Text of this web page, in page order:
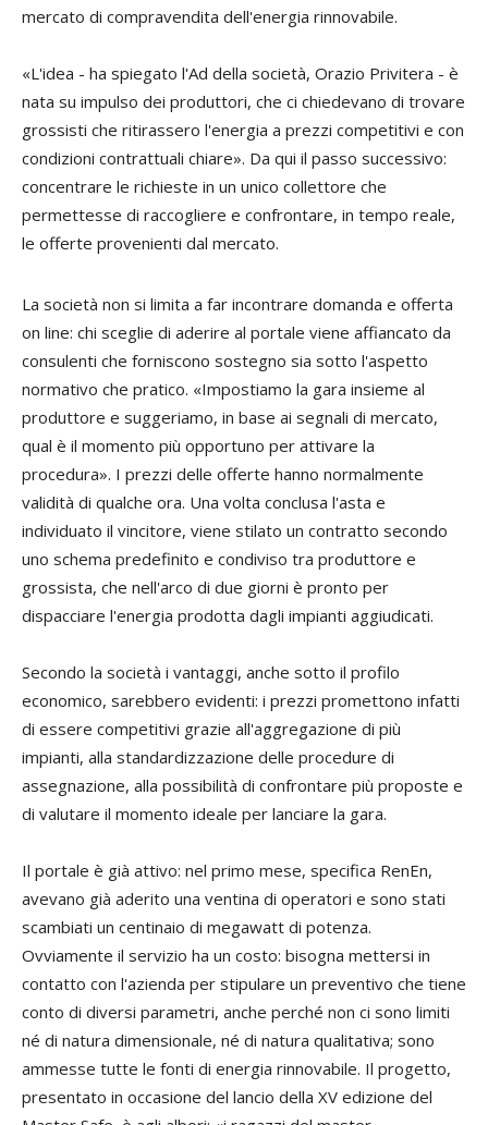
mercato di compravendita dell'energia rinnovabile.
«L'idea - ha spiegato l'Ad della società, Orazio Privitera - è
nata su impulso dei produttori, che ci chiedevano di trovare
grossisti che ritirassero l'energia a prezzi competitivi e con
condizioni contrattuali chiare». Da qui il passo successivo:
concentrare le richieste in un unico collettore che
permettesse di raccogliere e confrontare, in tempo reale,
le offerte provenienti dal mercato.
La società non si limita a far incontrare domanda e offerta
on line: chi sceglie di aderire al portale viene affiancato da
consulenti che forniscono sostegno sia sotto l'aspetto
normativo che pratico. «Impostiamo la gara insieme al
produttore e suggeriamo, in base ai segnali di mercato,
qual è il momento più opportuno per attivare la
procedura». I prezzi delle offerte hanno normalmente
validità di qualche ora. Una volta conclusa l'asta e
individuato il vincitore, viene stilato un contratto secondo
uno schema predefinito e condiviso tra produttore e
grossista, che nell'arco di due giorni è pronto per
dispacciare l'energia prodotta dagli impianti aggiudicati.
Secondo la società i vantaggi, anche sotto il profilo
economico, sarebbero evidenti: i prezzi promettono infatti
di essere competitivi grazie all'aggregazione di più
impianti, alla standardizzazione delle procedure di
assegnazione, alla possibilità di confrontare più proposte e
di valutare il momento ideale per lanciare la gara.
Il portale è già attivo: nel primo mese, specifica RenEn,
avevano già aderito una ventina di operatori e sono stati
scambiati un centinaio di megawatt di potenza.
Ovviamente il servizio ha un costo: bisogna mettersi in
contatto con l'azienda per stipulare un preventivo che tiene
conto di diversi parametri, anche perché non ci sono limiti
né di natura dimensionale, né di natura qualitativa; sono
ammesse tutte le fonti di energia rinnovabile. Il progetto,
presentato in occasione del lancio della XV edizione del